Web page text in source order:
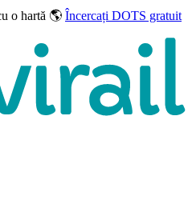
o hartă 🌎 Încercați DOTS gratuit